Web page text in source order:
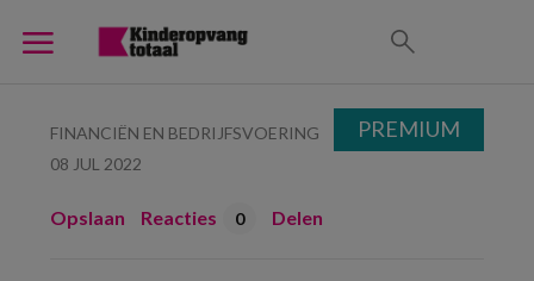
FINANCIËN EN BEDRIJFSVOERING
08 JUL 2022
Opslaan Reacties 0 Delen
PREMIUM